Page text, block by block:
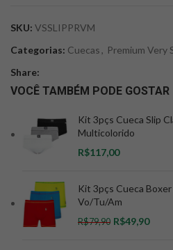
SKU: VSSLIPPRVM
Categorias: Cuecas , Premium Very
Share:
VOCÊ TAMBÉM PODE GOSTAR
Kit 3pçs Cueca Slip
Multicolorido
R$
Kit 3pçs Cueca
Vo/Tu/Am
R$79,90 R$49,90